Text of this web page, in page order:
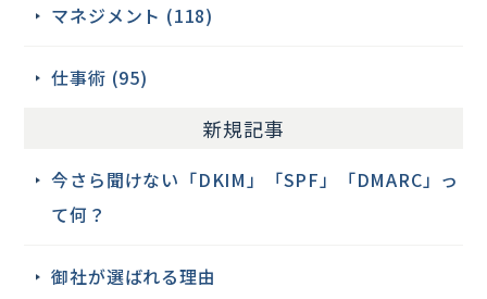
マネジメント (118)
仕事術 (95)
新規記事
今さら聞けない「DKIM」「SPF」「DMARC」っ
て何？
御社が選ばれる理由